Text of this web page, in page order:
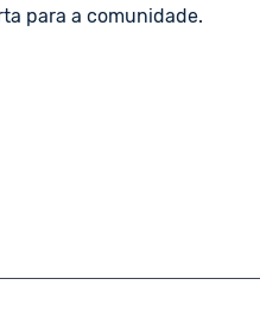
para a comunidade.